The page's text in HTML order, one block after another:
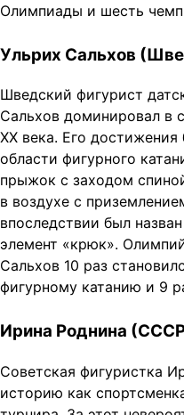
Олимпиады и шесть
Ульрих Сальхов
Шведский фигурист
Сальхов доминировал в
XX века. Его
области фигурного
прыжок с заходом
в воздухе с
впоследствии был
элемент «крюк».
Сальхов 10 раз
фигурному катанию и 9
Ирина Роднина
Советская фигуристка
историю как